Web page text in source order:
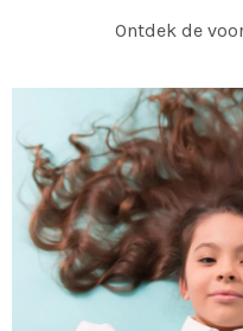
Ontdek de